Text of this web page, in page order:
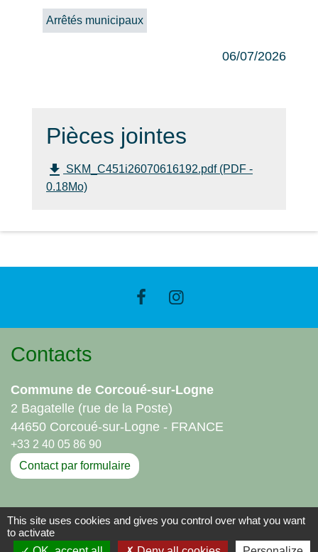
MARIE_SPIE
Arrêtés municipaux
06/07/2026
Pièces jointes
file_download SKM_C451i26070616192.pdf (PDF -
0.18Mo)
Contacts
Commune de Corcoué-sur-Logne
2 Bagatelle (rue de la Poste)
44650 Corcoué-sur-Logne - FRANCE
+33 2 40 05 86 90
Contact par formulaire
Liens
Communauté de Communes - Sud Retz Atlantique
This site uses cookies and gives you control over what you want
to activate